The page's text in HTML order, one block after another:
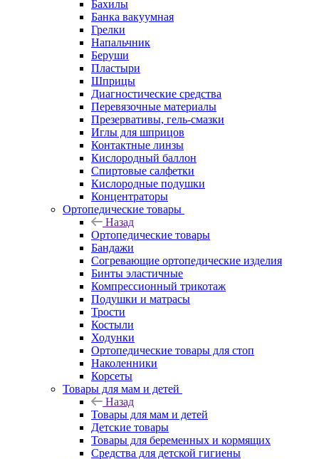
Бахилы
Банка вакуумная
Грелки
Напальчник
Беруши
Пластыри
Шприцы
Диагностические средства
Перевязочные материалы
Презервативы, гель-смазки
Иглы для шприцов
Контактные линзы
Кислородный баллон
Спиртовые салфетки
Кислородные подушки
Концентраторы
Ортопедические товары
Назад
Ортопедические товары
Бандажи
Согревающие ортопедические изделия
Бинты эластичные
Компрессионный трикотаж
Подушки и матрасы
Трости
Костыли
Ходунки
Ортопедические товары для стоп
Наколенники
Корсеты
Товары для мам и детей
Назад
Товары для мам и детей
Детские товары
Товары для беременных и кормящих
Средства для детской гигиены